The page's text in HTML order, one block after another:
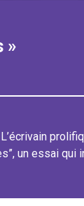
»
un essai qui